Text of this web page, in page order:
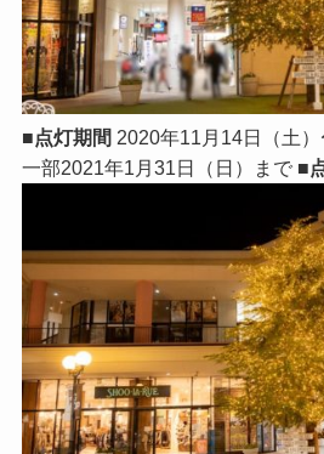
■点灯期間 2020年11月14日（土
一部2021年1月31日（日）まで ■